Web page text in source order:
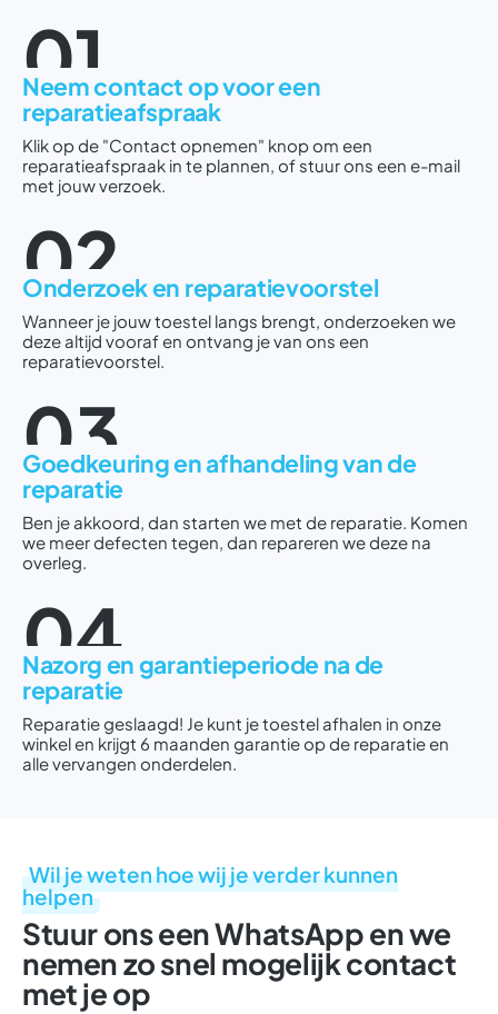
01
Neem contact op voor een
reparatieafspraak
Klik op de "Contact opnemen" knop om een
reparatieafspraak in te plannen, of stuur ons een e-mail
met jouw verzoek.
02
Onderzoek en reparatievoorstel
Wanneer je jouw toestel langs brengt, onderzoeken we
deze altijd vooraf en ontvang je van ons een
reparatievoorstel.
03
Goedkeuring en afhandeling van de
reparatie
Ben je akkoord, dan starten we met de reparatie. Komen
we meer defecten tegen, dan repareren we deze na
overleg.
04
Nazorg en garantieperiode na de
reparatie
Reparatie geslaagd! Je kunt je toestel afhalen in onze
winkel en krijgt 6 maanden garantie op de reparatie en
alle vervangen onderdelen.
Wil je weten hoe wij je verder kunnen
helpen
Stuur ons een WhatsApp en we
nemen zo snel mogelijk contact
met je op